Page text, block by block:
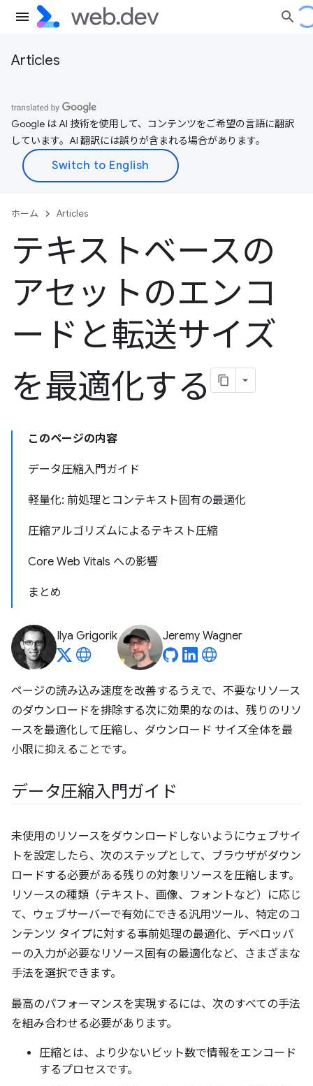
Articles
Google は AI 技術を使用して、コンテンツをご希望の言語に翻訳
しています。AI 翻訳には誤りが含まれる場合があります。
ホーム Articles
テキストベースの
アセットのエンコ
ードと転送サイズ
を最適化する
このページの内容
データ圧縮入門ガイド
軽量化: 前処理とコンテキスト固有の最適化
圧縮アルゴリズムによるテキスト圧縮
Core Web Vitals への影響
まとめ
Ilya Grigorik Jeremy Wagner
ページの読み込み速度を改善するうえで、不要なリソース
のダウンロードを排除する次に効果的なのは、残りのリソ
ースを最適化して圧縮し、ダウンロード サイズ全体を最
小限に抑えることです。
データ圧縮入門ガイド
未使用のリソースをダウンロードしないようにウェブサイ
トを設定したら、次のステップとして、ブラウザがダウン
ロードする必要がある残りの対象リソースを圧縮します。
リソースの種類（テキスト、画像、フォントなど）に応じ
て、ウェブサーバーで有効にできる汎用ツール、特定のコ
ンテンツ タイプに対する事前処理の最適化、デベロッパ
ーの入力が必要なリソース固有の最適化など、さまざまな
手法を選択できます。
最高のパフォーマンスを実現するには、次のすべての手法
を組み合わせる必要があります。
圧縮とは、より少ないビット数で情報をエンコード
するプロセスです。